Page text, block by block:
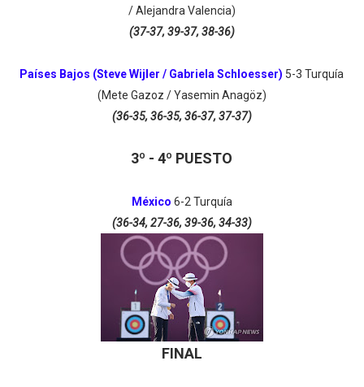
/ Alejandra Valencia)
(37-37, 39-37, 38-36)
Países Bajos (Steve Wijler / Gabriela Schloesser) 5-3 Turquía
(Mete Gazoz / Yasemin Anagöz)
(36-35, 36-35, 36-37, 37-37)
3º - 4º PUESTO
México 6-2 Turquía
(36-34, 27-36, 39-36, 34-33)
FINAL